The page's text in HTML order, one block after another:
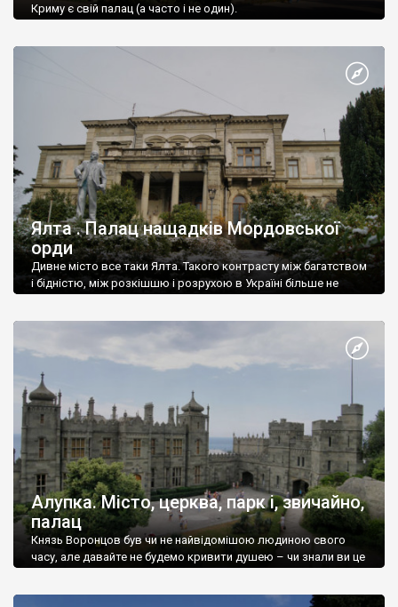
Криму є свій палац (а часто і не один).
Ялта . Палац нащадків Мордовської
орди
Дивне місто все таки Ялта. Такого контрасту між багатством
і бідністю, між розкішшю і розрухою в Україні більше не
Алупка. Місто, церква, парк і, звичайно,
палац
Князь Воронцов був чи не найвідомішою людиною свого
часу, але давайте не будемо кривити душею – чи знали ви це